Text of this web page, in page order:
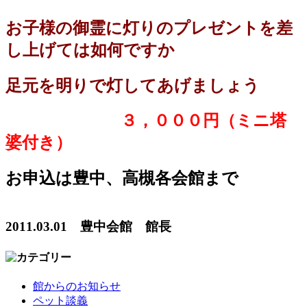
お子様の御霊に灯りのプレゼントを差
し上げては如何ですか
足元を明りで灯してあげましょう
３，０００円（ミニ塔
婆付き）
お申込は豊中、高槻各会館まで
2011.03.01 豊中会館 館長
館からのお知らせ
ペット談義